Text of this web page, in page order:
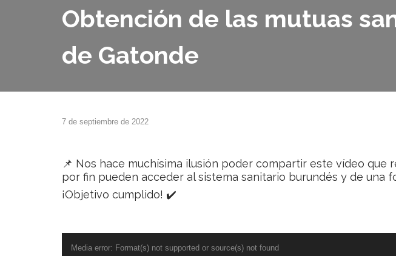
Obtención de las mutuas
de Gatonde
7 de septiembre de 2022
📌 Nos hace muchísima ilusión poder compartir este vídeo
por fin pueden acceder al sistema sanitario burundés y de una
¡Objetivo cumplido! ✔️
Media error: Format(s) not supported or source(s) not found